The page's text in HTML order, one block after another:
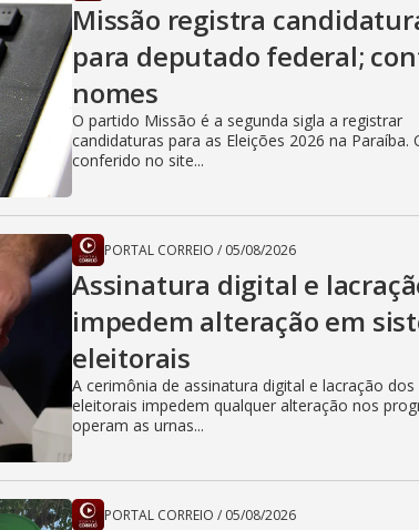
Missão registra
para deputado federal;
nomes
O partido Missão é a segunda sigla a registrar
candidaturas para as Eleições 2026 na Paraíba.
conferido no site...
PORTAL CORREIO / 05/08/2026
Assinatura digital e
impedem alteração em
eleitorais
A cerimônia de assinatura digital e lacração dos
eleitorais impedem qualquer alteração nos
operam as urnas...
PORTAL CORREIO / 05/08/2026